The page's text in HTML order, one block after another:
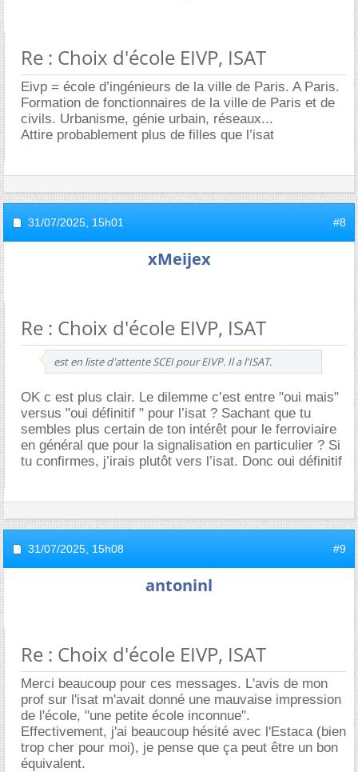
Re : Choix d'école EIVP, ISAT
Eivp = école d’ingénieurs de la ville de Paris. A Paris.
Formation de fonctionnaires de la ville de Paris et de
civils. Urbanisme, génie urbain, réseaux...
Attire probablement plus de filles que l’isat
31/07/2025, 15h01 #8
xMeijex
Re : Choix d'école EIVP, ISAT
est en liste d'attente SCEI pour EIVP. Il a l'ISAT.
OK c est plus clair. Le dilemme c’est entre "oui mais"
versus "oui définitif " pour l’isat ? Sachant que tu
sembles plus certain de ton intérêt pour le ferroviaire
en général que pour la signalisation en particulier ? Si
tu confirmes, j’irais plutôt vers l’isat. Donc oui définitif
31/07/2025, 15h08 #9
antoninl
Re : Choix d'école EIVP, ISAT
Merci beaucoup pour ces messages. L'avis de mon
prof sur l'isat m'avait donné une mauvaise impression
de l'école, "une petite école inconnue".
Effectivement, j'ai beaucoup hésité avec l'Estaca (bien
trop cher pour moi), je pense que ça peut être un bon
équivalent.